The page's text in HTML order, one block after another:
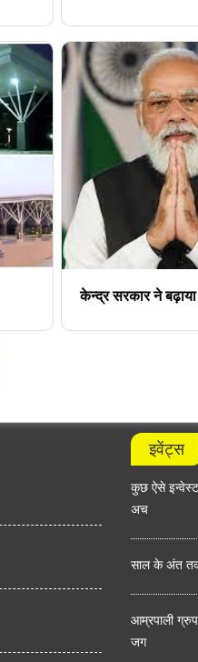
केन्द्र सरकार ने बढ़ाया
इवेंट्स
कुछ ऐसे
अच
साल के अंत
आम्रपाली ग्रुप
जग